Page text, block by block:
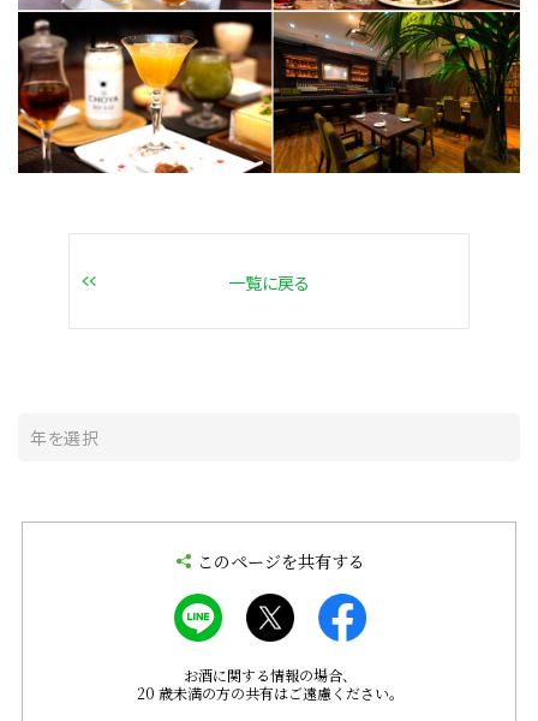
一覧に戻る
このページを共有する
お酒に関する情報の場合、
20 歳未満の方の共有はご遠慮ください。